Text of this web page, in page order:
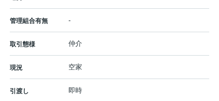
管理組合有無 -
取引態様 仲介
現況 空家
引渡し 即時